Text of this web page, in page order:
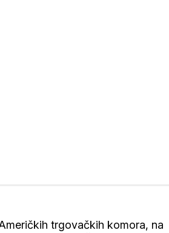
trgovačkih komora, na